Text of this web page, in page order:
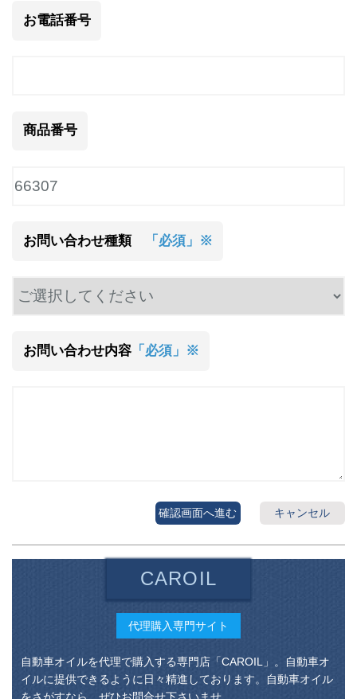
お電話番号
商品番号
お問い合わせ種類 「必須」※
お問い合わせ内容「必須」※
キャンセル
確認画面へ進む
CAROIL
代理購入専門サイト
自動車オイルを代理で購入する専門店「CAROIL」。自動車オ
イルに提供できるように日々精進しております。自動車オイル
をさがすなら、ぜひお問合せ下さいませ。